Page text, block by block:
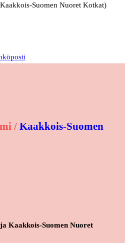
Suomen Nuoret Kotkat)
/ Kaakkois-Suomen
Kaakkois-Suomen Nuoret